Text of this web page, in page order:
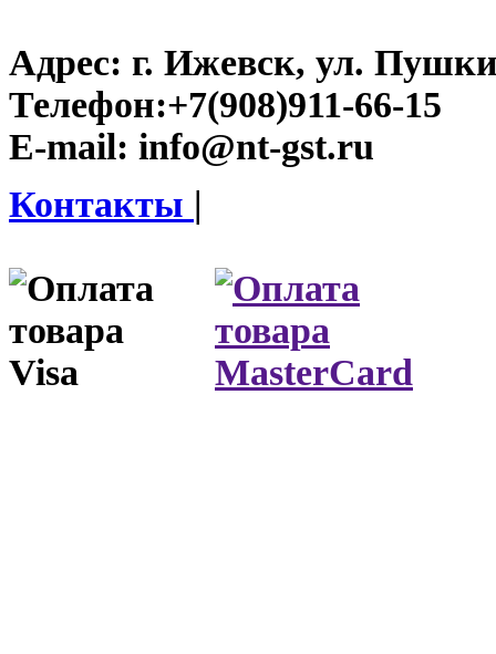
Адрес: г. Ижевск, ул.
Телефон:+7(908)911-66-15
E-mail: info@nt-gst.ru
Контакты |